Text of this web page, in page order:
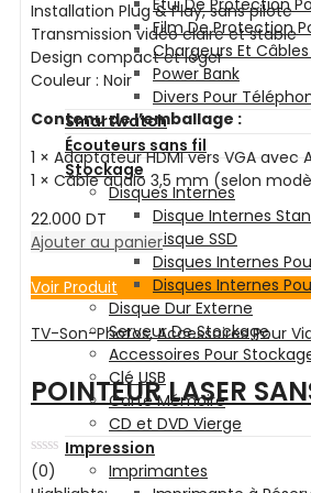
Etui De Protection
Film De Protection
Chargeurs Et
Power Bank
Divers Pour
Smartwatch
Écouteurs sans fil
Stockage
Disques Internes
Disque Internes
Disque SSD
Disques Internes
Disques Internes
Disque Dur Externe
Serveur De Stockage
Accessoires Pour
Clé USB
Carte Mémoire
CD et DVD Vierge
Impression
Imprimantes
Installation Plug & Play, sans pilote
Transmission vidéo claire et stable
Design compact et léger
Couleur : Noir
Contenu de l’emballage :
1 × Adaptateur HDMI vers VGA avec
1 × Câble audio 3,5 mm (selon
22.000 DT
Ajouter au panier
Voir Produit
TV-Son-Photos,Accessoires Pour
POINTEUR LASER
Note
0
(0)